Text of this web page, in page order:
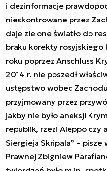
i dezinformacje
nieskontrowane przez
daje zielone światło do
braku korekty rosyjskiego
roku poprzez Anschluss
2014 r. nie poszedł
ustępstwo wobec
przyjmowany przez
jakby nie było aneksji
republik, rzezi Aleppo czy
Siergieja Skripala” – pisze
Prawnej Zbigniew